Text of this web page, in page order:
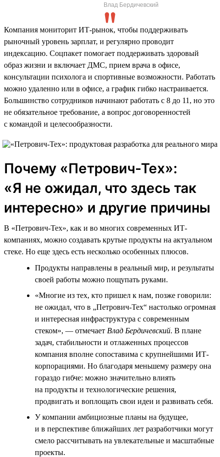
Влад Бердичевский
Компания мониторит ИТ-рынок, чтобы поддерживать
рыночный уровень зарплат, и регулярно проводит
индексацию. Соцпакет помогает поддерживать здоровый
образ жизни и включает ДМС, прием врача в офисе,
консультации психолога и спортивные возможности. Работать
можно удаленно или в офисе, а график гибко настраивается.
Большинство сотрудников начинают работать с 8 до 11, но это
не обязательное требование, а вопрос договоренностей
с командой и целесообразности.
Почему «Петрович-Тех»:
«Я не ожидал, что здесь так
интересно» и другие причины
В «Петрович-Тех», как и во многих современных ИТ-
компаниях, можно создавать крутые продукты на актуальном
стеке. Но еще здесь есть несколько особенных плюсов.
Продукты направлены в реальный мир, и результаты
своей работы можно пощупать руками.
«Многие из тех, кто пришел к нам, позже говорили:
не ожидал, что в „Петрович-Тех“ настолько огромная
и интересная инфраструктура с современным
стеком», — отмечает Влад Бердичевский. В плане
задач, стабильности и отлаженных процессов
компания вполне сопоставима с крупнейшими ИТ-
корпорациями. Но благодаря меньшему размеру она
гораздо гибче: можно значительно влиять
на продукты и технологические решения,
продвигать и воплощать свои идеи и развивать себя.
У компании амбициозные планы на будущее,
и в перспективе ближайших лет разработчики могут
смело рассчитывать на увлекательные и масштабные
проекты.